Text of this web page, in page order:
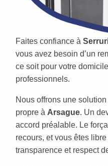
Faites confiance à
vous avez besoin d’un
ce soit pour votre
professionnels.
Nous offrons une
propre à Arsague. Un
accord préalable. Le
recours, et vous êtes
transparence et respect